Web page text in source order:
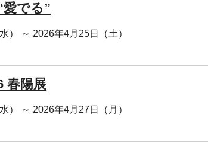
愛でる”
） ～ 2026年4月25日（土）
春陽展
） ～ 2026年4月27日（月）